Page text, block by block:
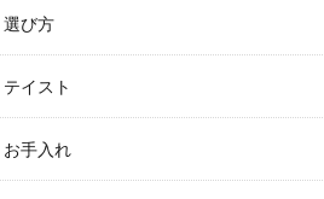
選び方
テイスト
お手入れ